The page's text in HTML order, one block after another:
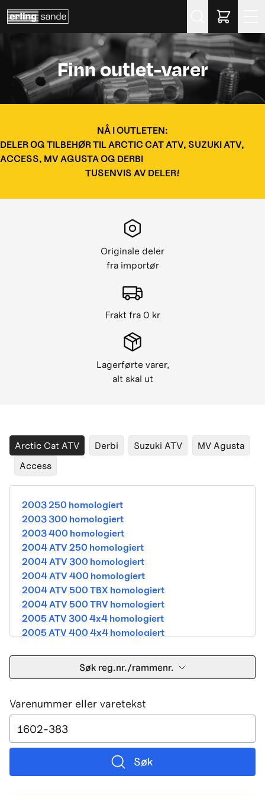
Finn outlet-varer
NÅ I OUTLETEN:
DELER OG TILBEHØR TIL ARCTIC CAT ATV, SUZUKI ATV,
ACCESS, MV AGUSTA OG DERBI
TUSENVIS AV DELER!
Originale deler
fra importør
Frakt fra 0 kr
Lagerførte varer,
alt skal ut
Arctic Cat ATV Derbi Suzuki ATV
MV Agusta
Access
2003 250 homologiert
2003 300 homologiert
2003 400 homologiert
2004 ATV 250 homologiert
2004 ATV 300 homologiert
2004 ATV 400 homologiert
2004 ATV 500 TBX homologiert
2004 ATV 500 TRV homologiert
2005 ATV 300 4x4 homologiert
2005 ATV 400 4x4 homologiert
2005 ATV 500 TRV homologiert
2005 ATV 500i 4x4A homologiert
2005 DVX 400 street homologiert
2006 250 Utility Street Legal
2006 400 Street Legal
2006 400 3in1 Street Legal
2006 400 dvx street-2x4 homologated b390b
2006 500 4x4A Street Legal
Søk reg.nr./rammenr.
Varenummer eller varetekst
Søk